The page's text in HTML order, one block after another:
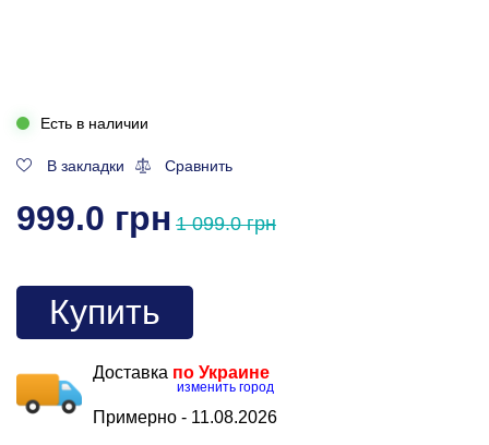
Есть в наличии
В закладки Сравнить
999.0 грн 1 099.0 грн
Купить
Доставка по Украине
изменить город
Примерно - 11.08.2026